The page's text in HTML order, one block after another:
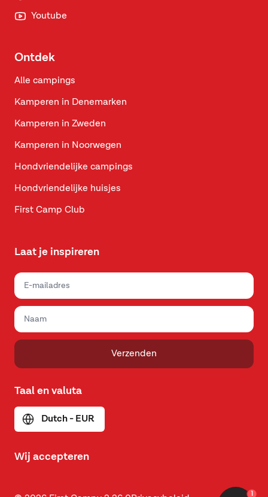
Youtube
Ontdek
Alle campings
Kamperen in Denemarken
Kamperen in Zweden
Kamperen in Noorwegen
Hondvriendelijke campings
Hondvriendelijke huisjes
First Camp Club
Laat je inspireren
Verzenden
Taal en valuta
Dutch - EUR
Wij accepteren
1